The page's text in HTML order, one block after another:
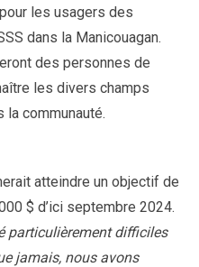
les usagers des
dans la Manicouagan.
des personnes de
les divers champs
la communauté.
atteindre un objectif de
$ d’ici septembre 2024.
particulièrement difficiles
jamais, nous avons